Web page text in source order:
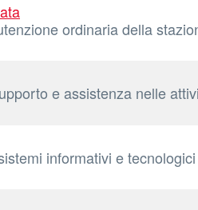
ordinaria della
e assistenza nelle
informativi e